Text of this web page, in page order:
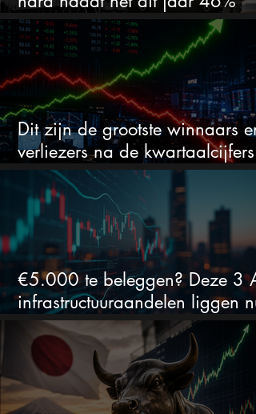
daalde: mooie koopkans?
Dit zijn de grootste winnaars en
verliezers na de kwartaalcijfers
(2 springen eruit)
€5.000 te beleggen? Deze 3
infrastructuuraandelen liggen nu
in de uitverkoop